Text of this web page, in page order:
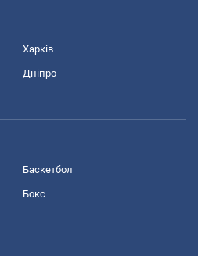
Харків
Дніпро
Баскетбол
Бокс